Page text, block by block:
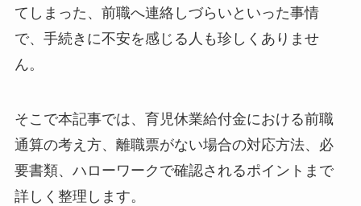
てしまった、前職へ連絡しづらいといった事情
で、手続きに不安を感じる人も珍しくありませ
ん。
そこで本記事では、育児休業給付金における前職
通算の考え方、離職票がない場合の対応方法、必
要書類、ハローワークで確認されるポイントまで
詳しく整理します。